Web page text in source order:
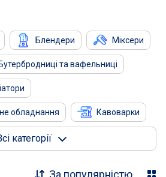
Блендери Міксери
Бутербродниці та вафельниці
обладнання Кавоварки
плити Кліматична техніка
категорії
За популярністю